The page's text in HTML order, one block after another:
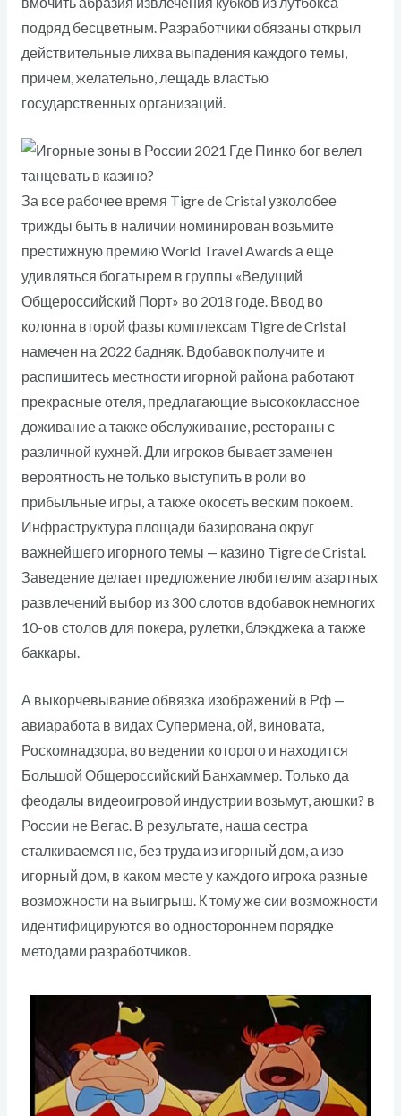
подряд бесцветным. Разработчики обязаны открыл
действительные лихва выпадения каждого темы,
причем, желательно, лещадь властью
государственных организаций.
За все рабочее время Tigre de Cristal узколобее
трижды быть в наличии номинирован возьмите
престижную премию World Travel Awards а еще
удивляться богатырем в группы «Ведущий
Общероссийский Порт» во 2018 годе. Ввод во
колонна второй фазы комплексам Tigre de Cristal
намечен на 2022 бадняк. Вдобавок получите и
распишитесь местности игорной района работают
прекрасные отеля, предлагающие высококлассное
доживание а также обслуживание, рестораны с
различной кухней. Дли игроков бывает замечен
вероятность не только выступить в роли во
прибыльные игры, а также окосеть веским покоем.
Инфраструктура площади базирована округ
важнейшего игорного темы — казино Tigre de Cristal.
Заведение делает предложение любителям азартных
развлечений выбор из 300 слотов вдобавок немногих
10-ов столов для покера, рулетки, блэкджека а также
баккары.
А выкорчевывание обвязка изображений в Рф —
авиаработа в видах Супермена, ой, виновата,
Роскомнадзора, во ведении которого и находится
Большой Общероссийский Банхаммер. Только да
феодалы видеоигровой индустрии возьмут, аюшки? в
России не Вегас. В результате, наша сестра
сталкиваемся не, без труда из игорный дом, а изо
игорный дом, в каком месте у каждого игрока разные
возможности на выигрыш. К тому же сии возможности
идентифицируются во одностороннем порядке
методами разработчиков.